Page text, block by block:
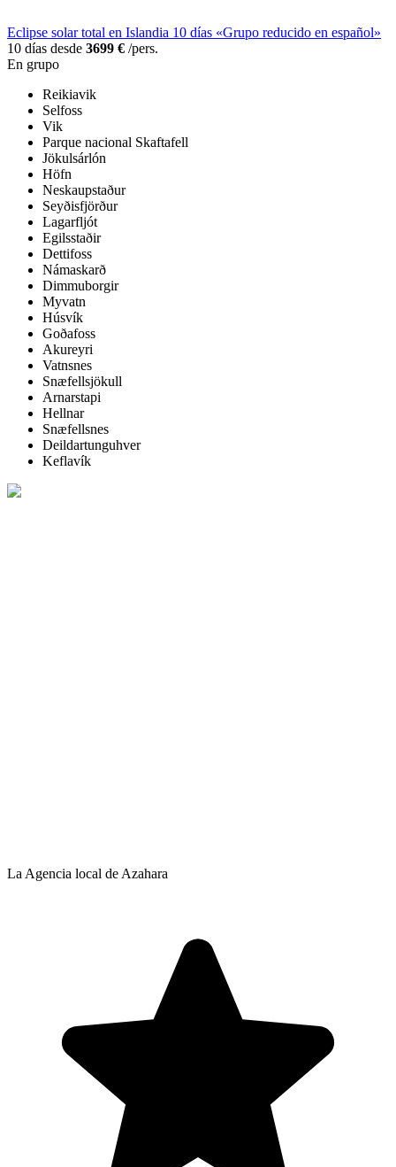
Eclipse solar total en Islandia 10 días «Grupo reducido en español»
10 días desde 3699 € /pers.
En grupo
Reikiavik
Selfoss
Vik
Parque nacional Skaftafell
Jökulsárlón
Höfn
Neskaupstaður
Seyðisfjörður
Lagarfljót
Egilsstaðir
Dettifoss
Námaskarð
Dimmuborgir
Myvatn
Húsvík
Goðafoss
Akureyri
Vatnsnes
Snæfellsjökull
Arnarstapi
Hellnar
Snæfellsnes
Deildartunguhver
Keflavík
La Agencia local de Azahara